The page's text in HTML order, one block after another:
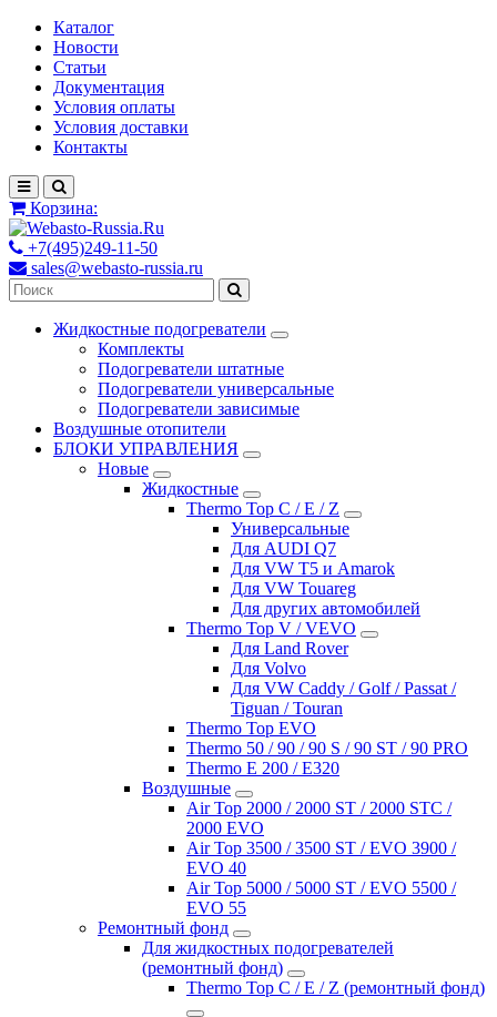
Каталог
Новости
Статьи
Документация
Условия оплаты
Условия доставки
Контакты
Корзина:
+7(495)249-11-50
sales@webasto-russia.ru
Жидкостные подогреватели
Комплекты
Подогреватели штатные
Подогреватели универсальные
Подогреватели зависимые
Воздушные отопители
БЛОКИ УПРАВЛЕНИЯ
Новые
Жидкостные
Thermo Top C / E / Z
Универсальные
Для AUDI Q7
Для VW T5 и Amarok
Для VW Touareg
Для других автомобилей
Thermo Top V / VEVO
Для Land Rover
Для Volvo
Для VW Caddy / Golf / Passat /
Tiguan / Touran
Thermo Top EVO
Thermo 50 / 90 / 90 S / 90 ST / 90 PRO
Thermo E 200 / E320
Воздушные
Air Top 2000 / 2000 ST / 2000 STC /
2000 EVO
Air Top 3500 / 3500 ST / EVO 3900 /
EVO 40
Air Top 5000 / 5000 ST / EVO 5500 /
EVO 55
Ремонтный фонд
Для жидкостных подогревателей
(ремонтный фонд)
Thermo Top C / E / Z (ремонтный фонд)